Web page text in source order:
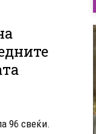
96 свеќи.